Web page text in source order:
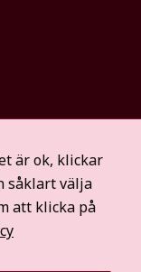
är ok, klickar
såklart välja
att klicka på
att dela
av dina